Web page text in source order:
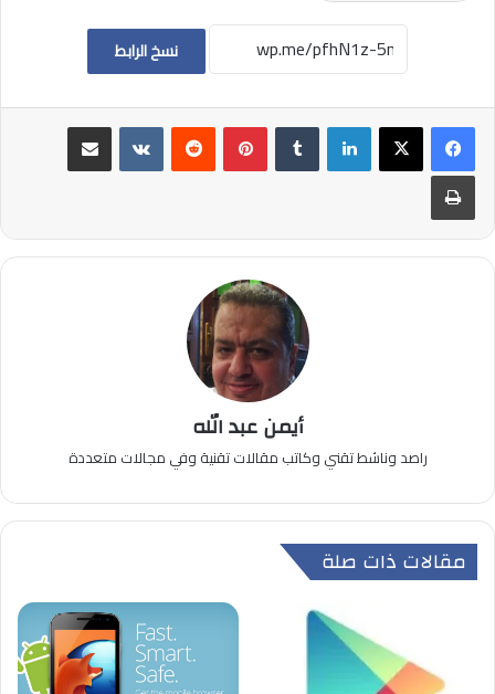
نسخ الرابط
لينكدإن بينتيريست
مشاركة عبر البريد
طباعة
أيمن عبد الله
راصد وناشط تقني وكاتب مقالات تقنية وفي مجالات متعددة
مقالات ذات صلة